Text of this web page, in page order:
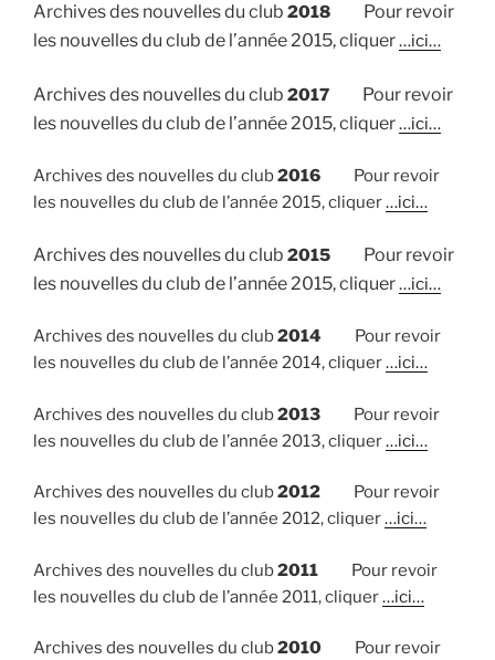
Archives des nouvelles du club 2018
Pour revoir
les nouvelles du club de l’année 2015, cliquer…ici…
Archives des nouvelles du club 2017
Pour revoir
les nouvelles du club de l’année 2015, cliquer…ici…
Archives des nouvelles du club2016
Pour revoir
les nouvelles du club de l’année 2015, cliquer…ici…
Archives des nouvelles du club 2015
Pour revoir
les nouvelles du club de l’année 2015, cliquer…ici…
Archives des nouvelles du club2014
Pour revoir
les nouvelles du club de l’année 2014, cliquer…ici…
Archives des nouvelles du club2013
Pour revoir
les nouvelles du club de l’année 2013, cliquer…ici…
Archives des nouvelles du club2012
Pour revoir
les nouvelles du club de l’année 2012, cliquer…ici…
Archives des nouvelles du club2011
Pour revoir
les nouvelles du club de l’année 2011, cliquer…ici…
Archives des nouvelles du club2010
Pour revoir